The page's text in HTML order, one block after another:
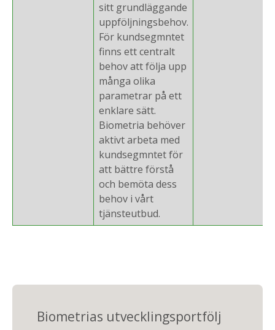
sitt grundläggande
uppföljningsbehov.
För kundsegmntet
finns ett centralt
behov att följa upp
många olika
parametrar på ett
enklare sätt.
Biometria behöver
aktivt arbeta med
kundsegmntet för
att bättre förstå
och bemöta dess
behov i vårt
tjänsteutbud.
Biometrias utvecklingsportfölj